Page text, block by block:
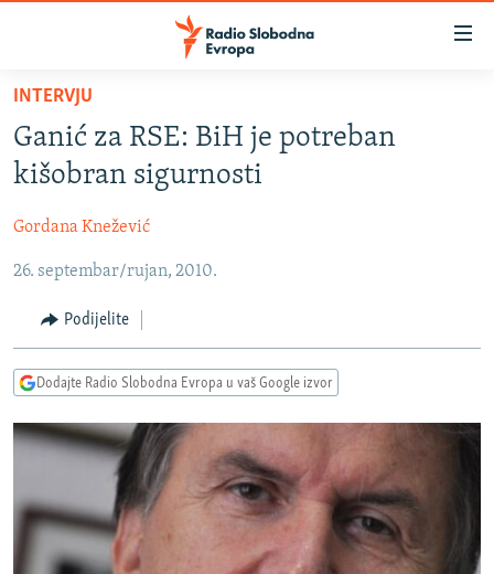
Pređite
glavni
sadržaj
na
navigaciju
Pređite
pretragu
BOSNA I HERCEGOVINA
KOSOVO
CRNA GORA
VIZUELNO
FOTOGALERIJE
INFOGRAFIKE
PODCASTI
RAT U UKRAJINI
KINA NA BALKANU
RSE PRIČE IZ SVIJETA
ISPRIČAJ MI
DNEVNO@RSE
INTERVJU
Ganić za RSE: BiH je potreban
kišobran sigurnosti
Gordana Knežević
26. septembar/rujan, 2010.
Podijelite
Dodajte Radio Slobodna Evropa u vaš Google izvor